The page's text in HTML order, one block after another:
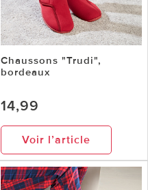
Chaussons "Trudi",
bordeaux
14,99
Voir l’article